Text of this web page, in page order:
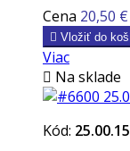
Cena 20,50 €
 Vložiť do
Viac
 Na sklade
Kód: 25.00.15